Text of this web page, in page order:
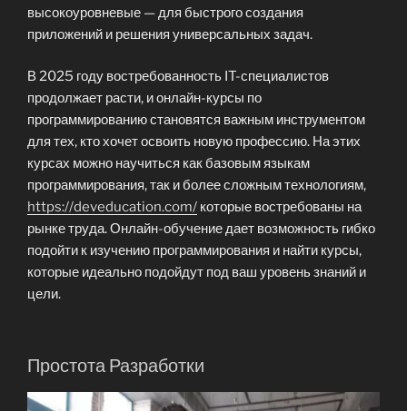
высокоуровневые — для быстрого создания
приложений и решения универсальных задач.
В 2025 году востребованность IT-специалистов
продолжает расти, и онлайн-курсы по
программированию становятся важным инструментом
для тех, кто хочет освоить новую профессию. На этих
курсах можно научиться как базовым языкам
программирования, так и более сложным технологиям,
https://deveducation.com/ которые востребованы на
рынке труда. Онлайн-обучение дает возможность гибко
подойти к изучению программирования и найти курсы,
которые идеально подойдут под ваш уровень знаний и
цели.
Простота Разработки